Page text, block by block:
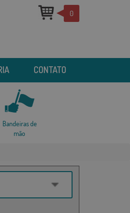
0
CONTATO
Bandeiras de
mão